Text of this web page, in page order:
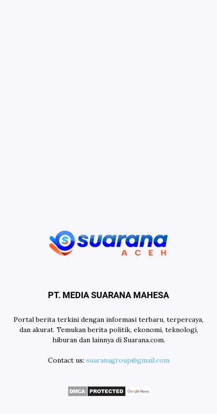
PT. MEDIA SUARANA MAHESA
Portal berita terkini dengan informasi terbaru, terpercaya,
dan akurat. Temukan berita politik, ekonomi, teknologi,
hiburan dan lainnya di Suarana.com.
Contact us: suaranagroup@gmail.com